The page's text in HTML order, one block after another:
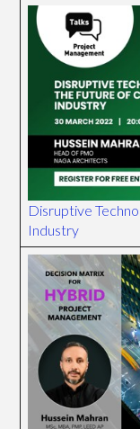
Disruptive
Industry